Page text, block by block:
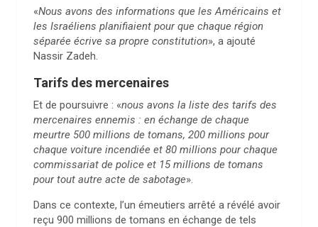
«Nous avons des informations que les Américains et
les Israéliens planifiaient pour que chaque région
séparée écrive sa propre constitution», a ajouté
Nassir Zadeh.
Tarifs des mercenaires
Et de poursuivre : «nous avons la liste des tarifs des
mercenaires ennemis : en échange de chaque
meurtre 500 millions de tomans, 200 millions pour
chaque voiture incendiée et 80 millions pour chaque
commissariat de police et 15 millions de tomans
pour tout autre acte de sabotage».
Dans ce contexte, l’un émeutiers arrêté a révélé avoir
reçu 900 millions de tomans en échange de tels